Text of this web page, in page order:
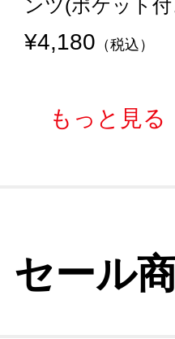
ンツ(ポケット
¥4,180 （税込）
もっと見る
セール